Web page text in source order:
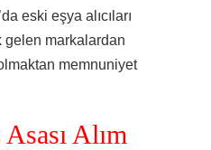
eski eşya alıcıları
markalardan
memnuniyet
Alım